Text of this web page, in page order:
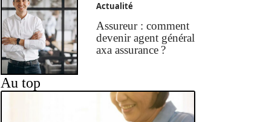
Actualité
Assureur : comment
devenir agent général
axa assurance ?
Au top